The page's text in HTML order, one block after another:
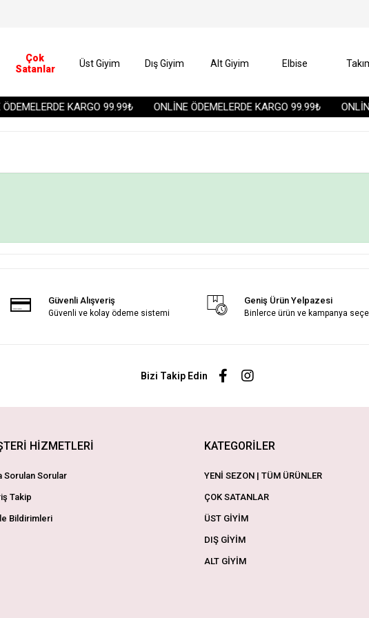
KARGO 99.99₺ ONLİNE ÖDEMELERDE KARGO 99.99₺
Çok
Satanlar
Üst Giyim Dış Giyim Alt Giyim Elbise
Güvenli Alışveriş
Güvenli ve kolay ödeme sistemi
Geniş Ürün Yelpazesi
Binlerce ürün ve kampanya
Bizi Takip Edin
HİZMETLERİ
Sorulan Sorular
Takip
Bildirimleri
KATEGORİLER
YENİ SEZON | TÜM ÜRÜNLER
ÇOK SATANLAR
ÜST GİYİM
DIŞ GİYİM
ALT GİYİM